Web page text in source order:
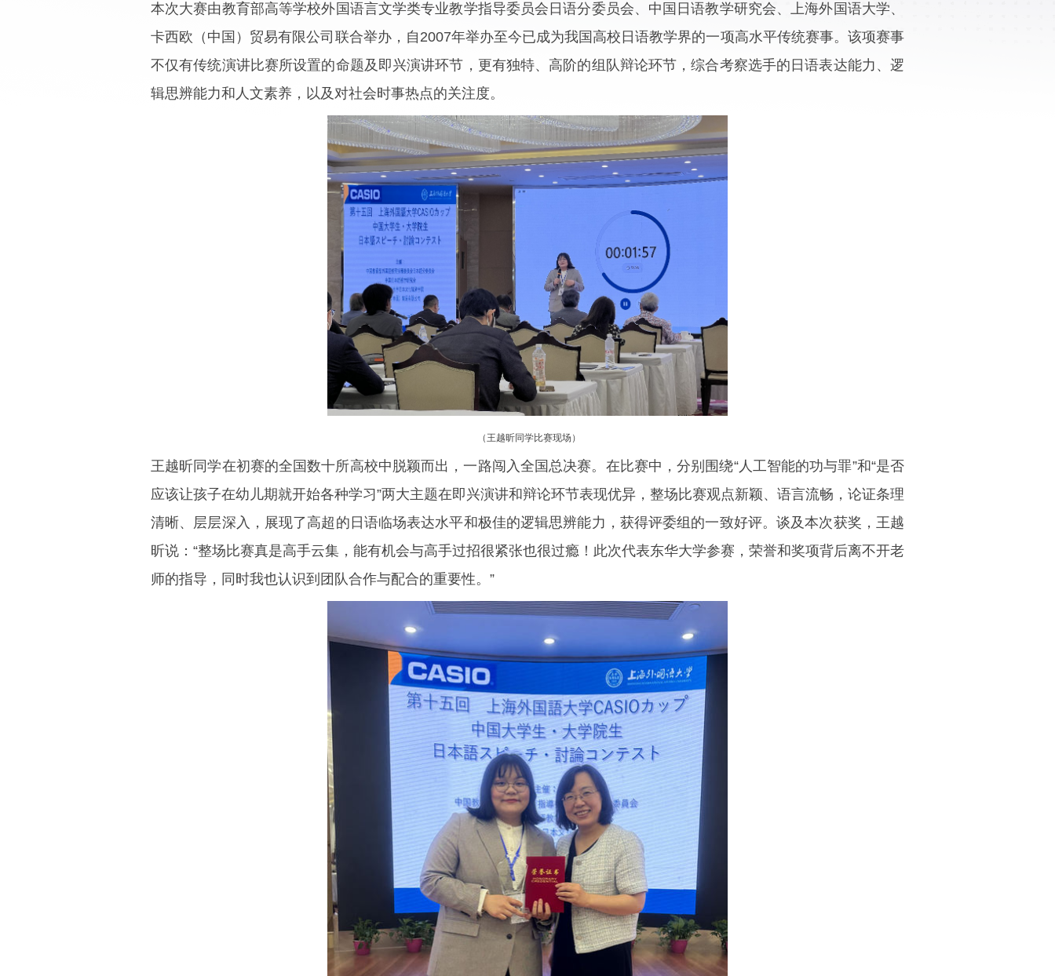
本次大赛由教育部高等学校外国语言文学类专业教学指导委员会日语分委员会、中国日语教学研究会、上海外国语大学、
卡西欧（中国）贸易有限公司联合举办，自2007年举办至今已成为我国高校日语教学界的一项高水平传统赛事。该项赛事
不仅有传统演讲比赛所设置的命题及即兴演讲环节，更有独特、高阶的组队辩论环节，综合考察选手的日语表达能力、逻
辑思辨能力和人文素养，以及对社会时事热点的关注度。
（王越昕同学比赛现场）
王越昕同学在初赛的全国数十所高校中脱颖而出，一路闯入全国总决赛。在比赛中，分别围绕“人工智能的功与罪”和“是否
应该让孩子在幼儿期就开始各种学习”两大主题在即兴演讲和辩论环节表现优异，整场比赛观点新颖、语言流畅，论证条理
清晰、层层深入，展现了高超的日语临场表达水平和极佳的逻辑思辨能力，获得评委组的一致好评。谈及本次获奖，王越
昕说：“整场比赛真是高手云集，能有机会与高手过招很紧张也很过瘾！此次代表东华大学参赛，荣誉和奖项背后离不开老
师的指导，同时我也认识到团队合作与配合的重要性。”